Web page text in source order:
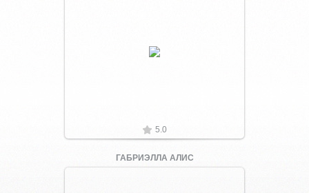
Увеличить
5.0
ГАБРИЭЛЛА АЛИС